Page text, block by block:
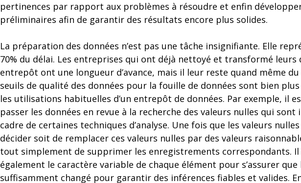
pertinences par rapport aux problèmes à résoudre et enfin
préliminaires afin de garantir des résultats encore plus solides.
La préparation des données n’est pas une tâche insignifiante. Elle
70% du délai. Les entreprises qui ont déjà nettoyé et transformé leurs
entrepôt ont une longueur d’avance, mais il leur reste quand même
seuils de qualité des données pour la fouille de données sont bien
les utilisations habituelles d’un entrepôt de données. Par exemple, il
passer les données en revue à la recherche des valeurs nulles qui sont
cadre de certaines techniques d’analyse. Une fois que les valeurs
décider soit de remplacer ces valeurs nulles par des valeurs
tout simplement de supprimer les enregistrements correspondants.
également le caractère variable de chaque élément pour s’assurer
suffisamment changé pour garantir des inférences fiables et valides.